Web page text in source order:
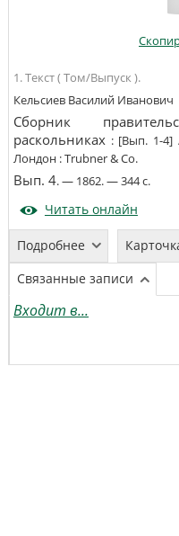
1. Текст ( Том/Выпуск ).
Кельсиев Василий Иванович
Сборник
раскольниках : [Вып. 1-4]
Лондон :Trubner & Co.
Вып. 4. —1862. —344 с.
Читать онлайн
Подробнее
Связанные записи
Входит в...